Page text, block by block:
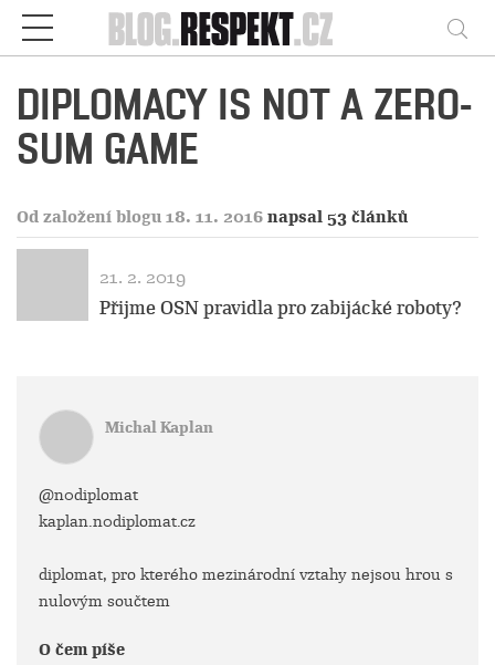
Respekt
DIPLOMACY IS NOT A ZERO-
SUM GAME
Od založení blogu 18. 11. 2016 napsal 53 článků
21. 2. 2019
Přijme OSN pravidla pro zabijácké roboty?
Michal Kaplan
@n0diplomat
kaplan.n0diplomat.cz
diplomat, pro kterého mezinárodní vztahy nejsou hrou s
nulovým součtem
O čem píše